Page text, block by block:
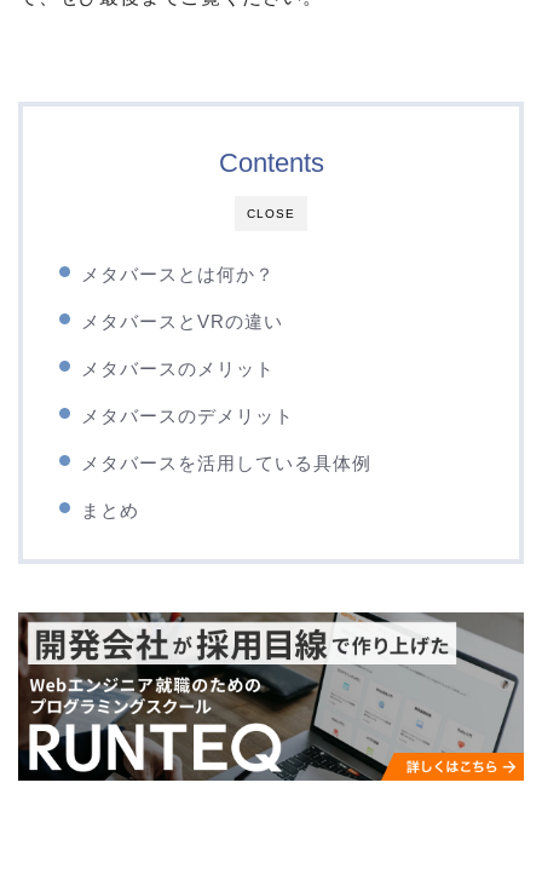
CLOSE
Contents
メタバースとは何か？
メタバースとVRの違い
メタバースのメリット
メタバースのデメリット
メタバースを活用している具体例
まとめ